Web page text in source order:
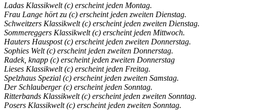
Ladas Klassikwelt (c) erscheint jeden Montag.
Frau Lange hört zu (c) erscheint jeden zweiten Dienstag.
Schweitzers Klassikwelt (c) erscheint jeden zweiten Dienstag.
Sommereggers Klassikwelt (c) erscheint jeden Mittwoch.
Hauters Hauspost (c) erscheint jeden zweiten Donnerstag.
Sophies Welt (c) erscheint jeden zweiten Donnerstag.
Radek, knapp (c) erscheint jeden zweiten Donnerstag
Lieses Klassikwelt (c) erscheint jeden Freitag.
Spelzhaus Spezial (c) erscheint jeden zweiten Samstag.
Der Schlauberger (c) erscheint jeden Sonntag.
Ritterbands Klassikwelt (c) erscheint jeden zweiten Sonntag.
Posers Klassikwelt (c) erscheint jeden zweiten Sonntag.